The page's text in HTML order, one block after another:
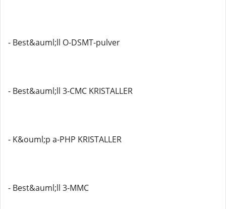
- Best&auml;ll O-DSMT-pulver
- Best&auml;ll 3-CMC KRISTALLER
- K&ouml;p a-PHP KRISTALLER
- Best&auml;ll 3-MMC